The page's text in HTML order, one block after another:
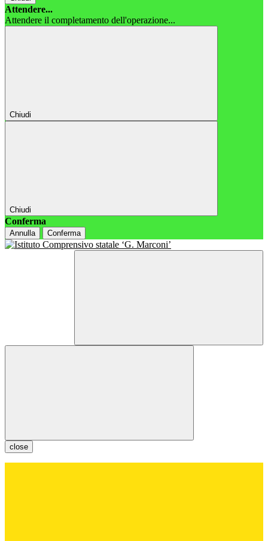
Attendere...
Attendere il completamento dell'operazione...
Chiudi
Chiudi
Conferma
Annulla Conferma
close